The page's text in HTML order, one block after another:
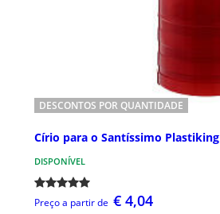
DESCONTOS POR QUANTIDADE
Círio para o Santíssimo Plastiking
DISPONÍVEL
Preço a partir de € 4,04